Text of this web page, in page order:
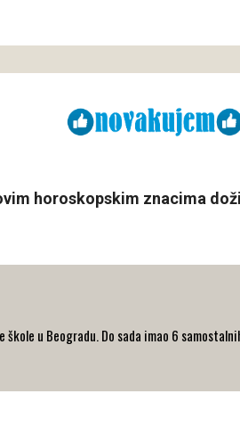
horoskopskim znacima
u Beogradu. Do sada imao 6